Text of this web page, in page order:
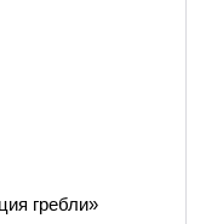
гребли»